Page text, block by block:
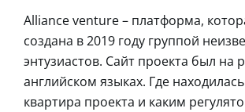
Alliance venture – платформа,
создана в 2019 году группой
энтузиастов. Сайт проекта был на
английском языках. Где
квартира проекта и каким